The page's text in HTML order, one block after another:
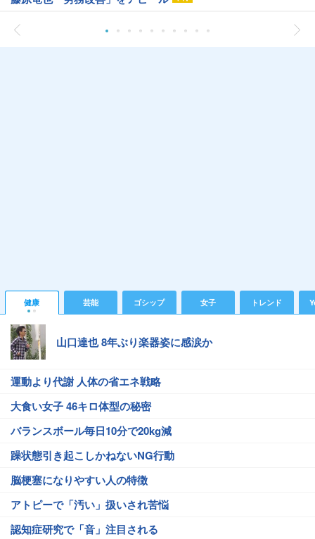
健康 芸能 ゴシップ 女子 トレンド
山口達也 8年ぶり楽器姿に感涙か
運動より代謝 人体の省エネ戦略
大食い女子 46キロ体型の秘密
バランスボール毎日10分で20kg減
躁状態引き起こしかねないNG行動
脳梗塞になりやすい人の特徴
アトピーで「汚い」扱いされ苦悩
認知症研究で「音」注目される